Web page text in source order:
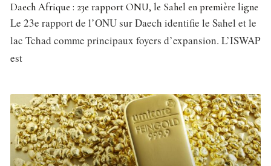
Daech Afrique : 23e rapport ONU, le Sahel en première ligne
Le 23e rapport de l’ONU sur Daech identifie le Sahel et le
lac Tchad comme principaux foyers d’expansion. L’ISWAP
est